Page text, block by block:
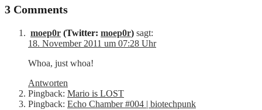
3 Comments
moep0r (Twitter: moep0r) sagt:
18. November 2011 um 07:28 Uhr
Whoa, just whoa!
Antworten
Pingback: Mario is LOST
Pingback: Echo Chamber #004 | biotechpunk